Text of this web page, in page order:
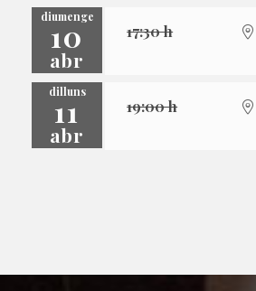
diumenge
10
abr
17:30 h
dilluns
11
abr
19:00 h